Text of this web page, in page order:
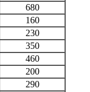
680
160
230
350
460
200
290